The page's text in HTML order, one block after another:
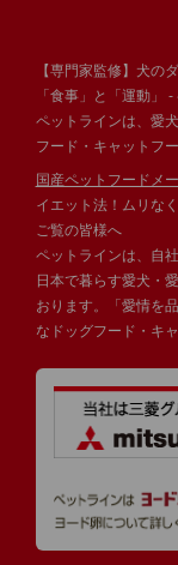
【専門家監修】犬の
「食事」と「運動」
ペットラインは、愛
フード・キャットフ
国産ペットフードメ
イエット法！ムリな
ご覧の皆様へ
ペットラインは、自
日本で暮らす愛犬・
おります。「愛情を
なドッグフード・キ